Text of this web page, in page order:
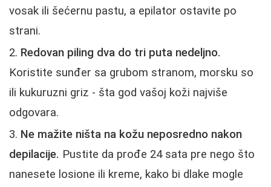
vosak ili šećernu pastu, a epilator ostavite po
strani.
Redovan piling dva do tri puta nedeljno.
Koristite sunđer sa grubom stranom, morsku so
ili kukuruzni griz - šta god vašoj koži najviše
odgovara.
Ne mažite ništa na kožu neposredno nakon
depilacije. Pustite da prođe 24 sata pre nego što
nanesete losione ili kreme, kako bi dlake mogle